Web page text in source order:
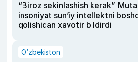
“Biroz sekinlashish kerak”.
insoniyat sun’iy intellektni
qolishidan xavotir bildirdi
O‘zbekiston